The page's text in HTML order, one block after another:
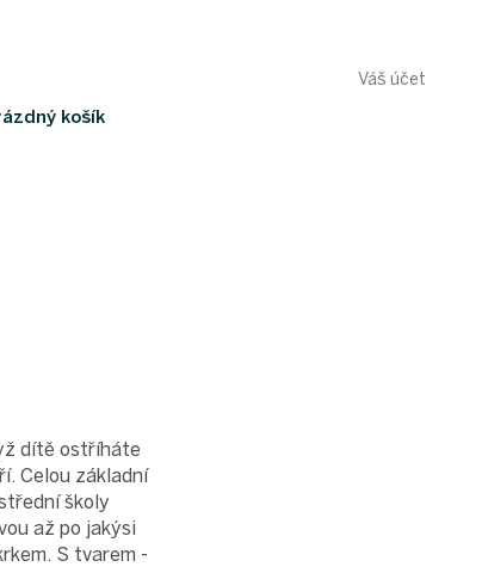
Váš účet
košík
dítě ostříháte
Celou základní
školy
až po jakýsi
S tvarem -